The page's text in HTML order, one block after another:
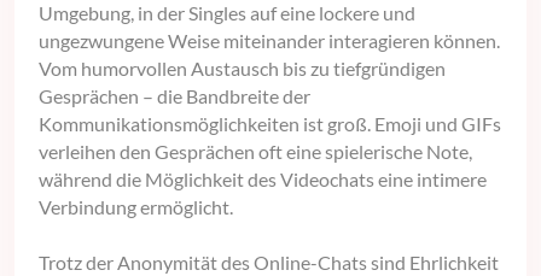
Umgebung, in der Singles auf eine lockere und
ungezwungene Weise miteinander interagieren können.
Vom humorvollen Austausch bis zu tiefgründigen
Gesprächen – die Bandbreite der
Kommunikationsmöglichkeiten ist groß. Emoji und GIFs
verleihen den Gesprächen oft eine spielerische Note,
während die Möglichkeit des Videochats eine intimere
Verbindung ermöglicht.
Trotz der Anonymität des Online-Chats sind Ehrlichkeit